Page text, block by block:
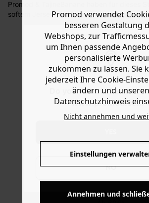
Do you want to be
www.promod.com
NO
Sie haben das Recht binnen30 Tagennach
Ware die Artikel zurückzuschicken oder
Promod & TajineBanane haben für dieses
softem Jersey die Liebe zum Mantra
Sie es in Ihrer gewohnten Größe. Das
seitlichen Öffnungen mit verdeckten
und Innenblenden zum bequemen Stillen
runden Kragen und kurzen Arm. Enthält
biologischem Anbau, die ohne Pestizide,
oder Gentechnologie angebaut wird
KOSTENFREIE
Promod verwendet
besseren Gestaltung
Webshops, zur
um Ihnen passende
personalisierte
zukommen zu lassen. Sie
jederzeit Ihre Cookie-
ändern und unseren
Datenschutzhinweis
Nicht annehmen und
Einstellungen
Annehmen und